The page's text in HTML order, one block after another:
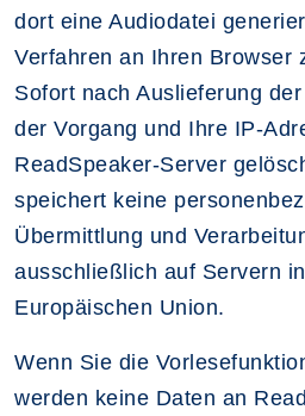
dort eine Audiodatei
Verfahren an Ihren Browser
Sofort nach Auslieferung
der Vorgang und Ihre IP-
ReadSpeaker-Server
speichert keine
Übermittlung und
ausschließlich auf Servern
Europäischen Union.
Wenn Sie die
werden keine Daten an